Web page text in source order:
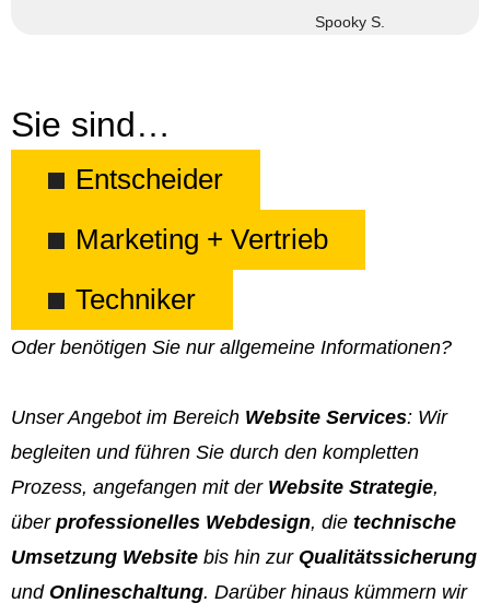
Spooky S.
Sie sind…
Entscheider
Marketing + Vertrieb
Techniker
Oder benötigen Sie nur allgemeine Informationen?
Unser Angebot im Bereich Website Services: Wir
begleiten und führen Sie durch den kompletten
Prozess, angefangen mit der Website Strategie,
überprofessionelles Webdesign, die technische
Umsetzung Website bis hin zur Qualitätssicherung
und Onlineschaltung. Darüber hinaus kümmern wir